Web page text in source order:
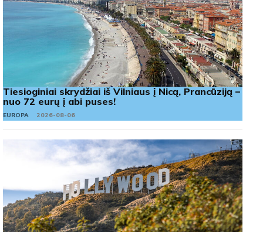
Tiesioginiai skrydžiai iš Vilniaus į Nicą, Prancūziją –
nuo 72 eurų į abi puses!
EUROPA 2026-08-06